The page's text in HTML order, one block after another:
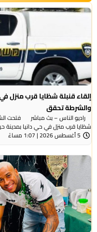
إلقاء قنبلة شظايا قرب منزل في
والشرطة تحقق
راديو الناس – بث مباشر فتحت
شظايا قرب منزل في حي دانيا بمدينة
5 أغسطس 2026 | 1:07 مساءً